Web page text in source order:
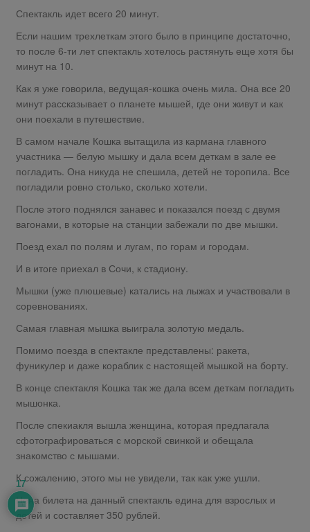
Спектакль идет всего 20 минут.
Если нашим трехлеткам этого было в принципе достаточно,
то после 6-ти лет спектакль хотелось растянуть еще хотя бы
минут на 10.
Как я уже говорила, ведущая-кошка очень мила. Она все 20
минут рассказывает о планете мышей, где они живут и как
они поехали в путешествие.
В самом начале Кошка вытащила из кармана главного
участника — белую мышку и дала всем деткам в зале ее
погладить. Она никуда не спешила, детей не торопила. Все
погладили ровно столько, сколько хотели.
После этого поднялся занавес и показался поезд с двумя
вагонами, в которые на станции забежали по две мышки.
Поезд ехал по полям и лугам, по горам и городам.
И в итоге приехал в Сочи, к стадиону.
Мышки (уже плюшевые) катались на лыжах и участвовали в
соревнованиях.
Самая главная мышка выиграла золотую медаль.
Помимо поезда в спектакле представлены: ракета,
фуникулер и даже кораблик с настоящей мышкой на борту.
В конце спектакля Кошка так же дала всем деткам погладить
мышонка.
После спекиакля вышла женщина, которая предлагала
сфотографироваться с морской свинкой и обещала
знакомство с мышами.
К сожалению, этого мы не увидели, так как уже ушли.
Цена билета на данный спектакль едина для взрослых и
детей и составляет 350 рублей.
17